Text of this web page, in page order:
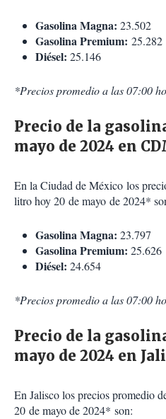
Gasolina Magna: 23.502
Gasolina Premium: 25.282
Diésel: 25.146
*Precios promedio a las 07:00
Precio de la
mayo de 2024 en
En la Ciudad de México los
litro hoy 20 de mayo de 2024*
Gasolina Magna: 23.797
Gasolina Premium: 25.626
Diésel: 24.654
*Precios promedio a las 07:00
Precio de la
mayo de 2024 en
En Jalisco los precios promedio
20 de mayo de 2024* son: